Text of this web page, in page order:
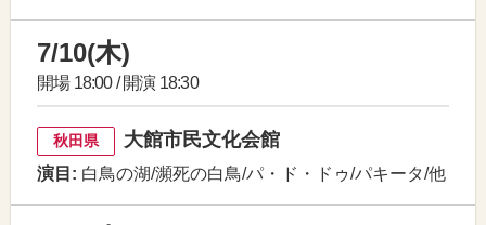
7/10(木)
開場 18:00 / 開演 18:30
秋田県 大館市民文化会館
演目: 白鳥の湖/瀕死の白鳥/パ・ド・ドゥ/パキータ/他